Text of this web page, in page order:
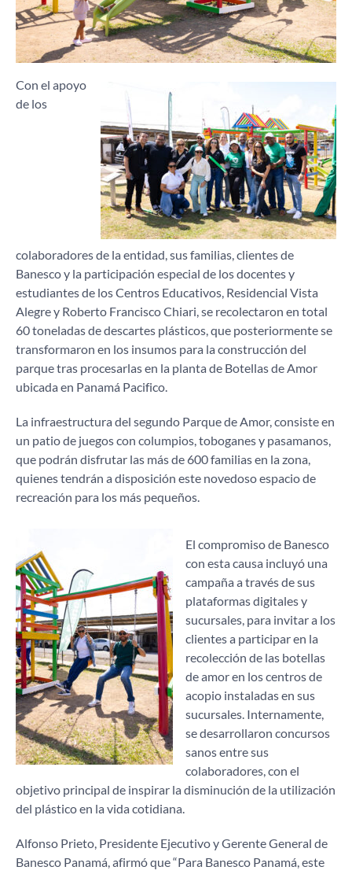
Con el apoyo
de los
colaboradores de la entidad, sus familias, clientes de
Banesco y la participación especial de los docentes y
estudiantes de los Centros Educativos, Residencial Vista
Alegre y Roberto Francisco Chiari, se recolectaron en total
60 toneladas de descartes plásticos, que posteriormente se
transformaron en los insumos para la construcción del
parque tras procesarlas en la planta de Botellas de Amor
ubicada en Panamá Pacifico.
La infraestructura del segundo Parque de Amor, consiste en
un patio de juegos con columpios, toboganes y pasamanos,
que podrán disfrutar las más de 600 familias en la zona,
quienes tendrán a disposición este novedoso espacio de
recreación para los más pequeños.
El compromiso de Banesco
con esta causa incluyó una
campaña a través de sus
plataformas digitales y
sucursales, para invitar a los
clientes a participar en la
recolección de las botellas
de amor en los centros de
acopio instaladas en sus
sucursales. Internamente,
se desarrollaron concursos
sanos entre sus
colaboradores, con el
objetivo principal de inspirar la disminución de la utilización
del plástico en la vida cotidiana.
Alfonso Prieto, Presidente Ejecutivo y Gerente General de
Banesco Panamá, afirmó que “Para Banesco Panamá, este